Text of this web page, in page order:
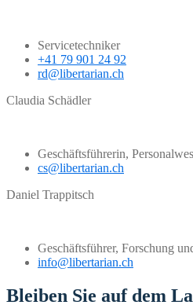
Servicetechniker
+41 79 901 24 92
rd@libertarian.ch
Claudia Schädler
Geschäftsführerin,
cs@libertarian.ch
Daniel Trappitsch
Geschäftsführer, Forschung
info@libertarian.ch
Bleiben Sie auf dem